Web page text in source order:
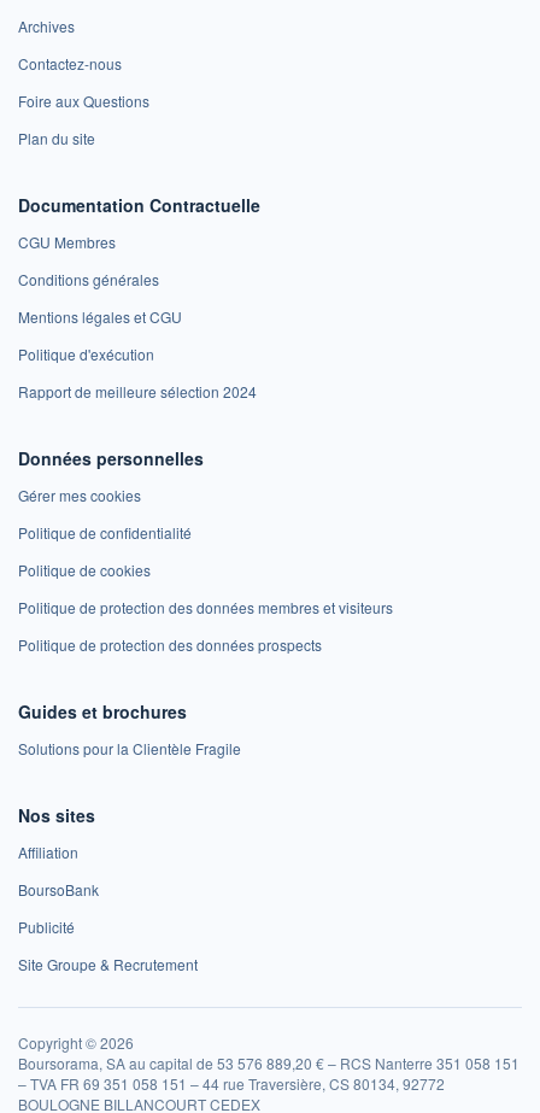
Archives
Contactez-nous
Foire aux Questions
Plan du site
Documentation Contractuelle
CGU Membres
Conditions générales
Mentions légales et CGU
Politique d'exécution
Rapport de meilleure sélection 2024
Données personnelles
Gérer mes cookies
Politique de confidentialité
Politique de cookies
Politique de protection des données membres et visiteurs
Politique de protection des données prospects
Guides et brochures
Solutions pour la Clientèle Fragile
Nos sites
Affiliation
BoursoBank
Publicité
Site Groupe & Recrutement
Copyright © 2026
Boursorama, SA au capital de 53 576 889,20 € – RCS Nanterre 351 058 151
– TVA FR 69 351 058 151 – 44 rue Traversière, CS 80134, 92772
BOULOGNE BILLANCOURT CEDEX